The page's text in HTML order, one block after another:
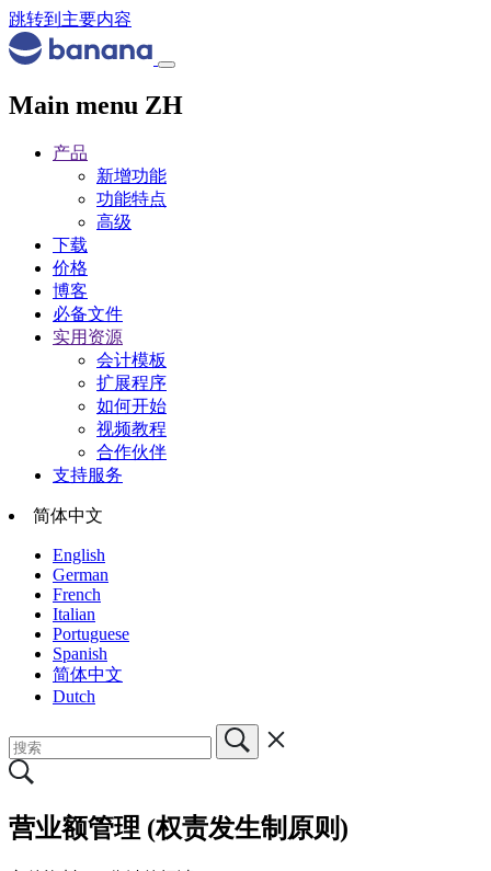
跳转到主要内容
Main menu ZH
产品
新增功能
功能特点
高级
下载
价格
博客
必备文件
实用资源
会计模板
扩展程序
如何开始
视频教程
合作伙伴
支持服务
简体中文
English
German
French
Italian
Portuguese
Spanish
简体中文
Dutch
营业额管理 (权责发生制原则)